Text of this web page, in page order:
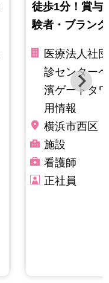
徒歩1分！賞与
験者・ブラン
医療法人社
診センター
濱ゲートタ
用情報
横浜市西区
施設
看護師
正社員